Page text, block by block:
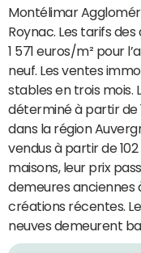
Montélimar
Roynac. Les tarifs
1 571 euros/m² pour
neuf. Les ventes
stables en trois mois.
déterminé à partir de
dans la région
vendus à partir de
maisons, leur prix
demeures anciennes
créations récentes.
neuves demeurent